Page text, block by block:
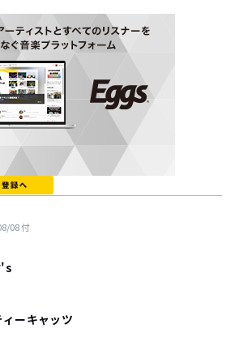
08付
ーキャッツ